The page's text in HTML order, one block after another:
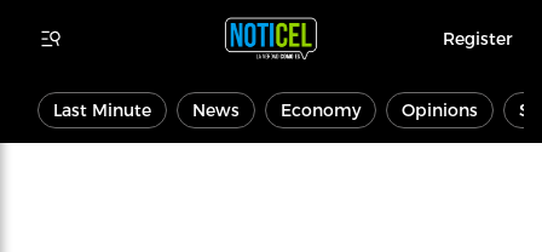
Register
Last Minute News Economy Opinions